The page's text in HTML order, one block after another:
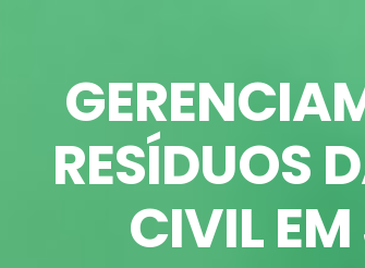
RESÍDUOS
CIVIL